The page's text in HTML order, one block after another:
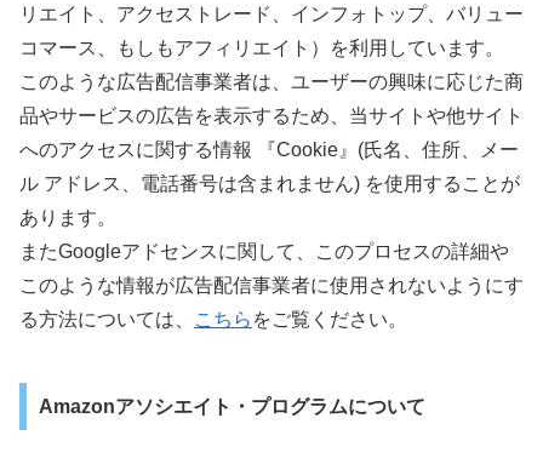
リエイト、アクセストレード、インフォトップ、バリュー
コマース、もしもアフィリエイト）を利用しています。
このような広告配信事業者は、ユーザーの興味に応じた商
品やサービスの広告を表示するため、当サイトや他サイト
へのアクセスに関する情報 『Cookie』(氏名、住所、メー
ル アドレス、電話番号は含まれません) を使用することが
あります。
またGoogleアドセンスに関して、このプロセスの詳細や
このような情報が広告配信事業者に使用されないようにす
る方法については、
こちら をご覧ください。
Amazonアソシエイト・プログラムについて